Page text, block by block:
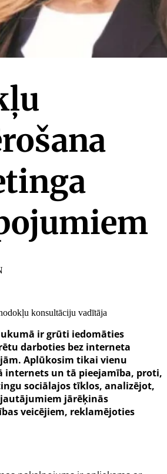
konsultāciju vadītāja
ir grūti iedomāties
darboties bez interneta
Aplūkosim tikai vienu
internets un tā pieejamība, proti,
sociālajos tīklos, analizējot,
jārēķinās
veicējiem, reklamējoties